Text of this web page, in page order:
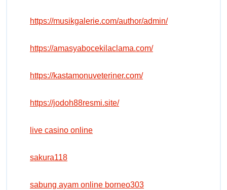
https://musikgalerie.com/author/admin/
https://amasyabocekilaclama.com/
https://kastamonuveteriner.com/
https://jodoh88resmi.site/
live casino online
sakura118
sabung ayam online borneo303